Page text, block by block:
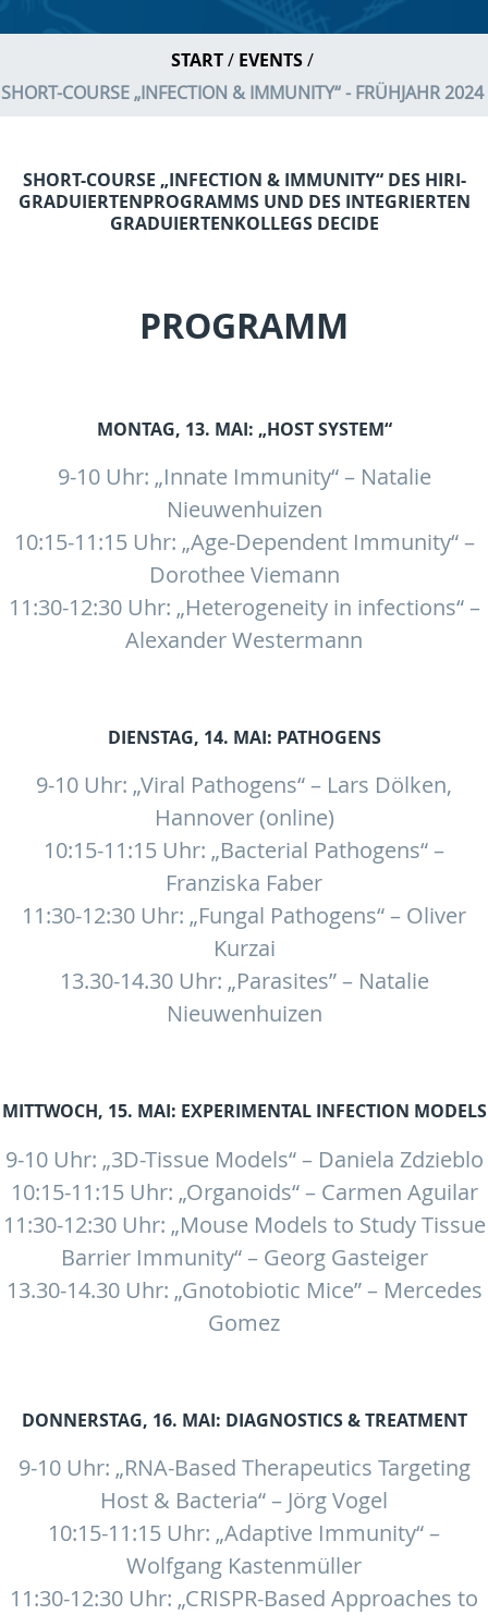
START
EVENTS
SHORT-COURSE „INFECTION & IMMUNITY“ - FRÜHJAHR 2024
SHORT-COURSE „INFECTION & IMMUNITY“ DES HIRI-
GRADUIERTENPROGRAMMS UND DES INTEGRIERTEN
GRADUIERTENKOLLEGS DECIDE
PROGRAMM
MONTAG, 13. MAI: „HOST SYSTEM“
9-10 Uhr: „Innate Immunity“ – Natalie
Nieuwenhuizen
10:15-11:15 Uhr: „Age-Dependent Immunity“ –
Dorothee Viemann
11:30-12:30 Uhr: „Heterogeneity in infections“ –
Alexander Westermann
DIENSTAG, 14. MAI: PATHOGENS
9-10 Uhr: „Viral Pathogens“ – Lars Dölken,
Hannover (online)
10:15-11:15 Uhr: „Bacterial Pathogens“ –
Franziska Faber
11:30-12:30 Uhr: „Fungal Pathogens“ – Oliver
Kurzai
13.30-14.30 Uhr: „Parasites” – Natalie
Nieuwenhuizen
MITTWOCH, 15. MAI: EXPERIMENTAL INFECTION MODELS
9-10 Uhr: „3D-Tissue Models“ – Daniela Zdzieblo
10:15-11:15 Uhr: „Organoids“ – Carmen Aguilar
11:30-12:30 Uhr: „Mouse Models to Study Tissue
Barrier Immunity“ – Georg Gasteiger
13.30-14.30 Uhr: „Gnotobiotic Mice” – Mercedes
Gomez
DONNERSTAG, 16. MAI: DIAGNOSTICS & TREATMENT
9-10 Uhr: „RNA-Based Therapeutics Targeting
Host & Bacteria“ – Jörg Vogel
10:15-11:15 Uhr: „Adaptive Immunity“ –
Wolfgang Kastenmüller
11:30-12:30 Uhr: „CRISPR-Based Approaches to